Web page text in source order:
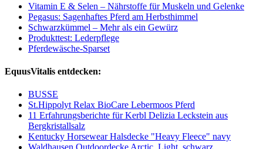
Vitamin E & Selen – Nährstoffe für Muskeln und Gelenke
Pegasus: Sagenhaftes Pferd am Herbsthimmel
Schwarzkümmel – Mehr als ein Gewürz
Produkttest: Lederpflege
Pferdewäsche-Sparset
EquusVitalis entdecken:
BUSSE
St.Hippolyt Relax BioCare Lebermoos Pferd
11 Erfahrungsberichte für Kerbl Delizia Leckstein aus
Bergkristallsalz
Kentucky Horsewear Halsdecke "Heavy Fleece" navy